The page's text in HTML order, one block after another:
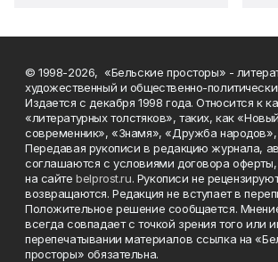
© 1998-2026, «Бельские просторы» -
художественный и общественно-
Издается с декабря 1998 года. Относится к
«литературных толстяков», таких, как
современник», «Знамя», «Дружба народов»,
Передавая рукописи в редакцию журнала,
соглашаются с условиями договора
на сайтеbelprost.ru. Рукописи не
возвращаются. Редакция не вступает в
Положительное решение сообщается.
всегда совпадает с точкой зрения того или
перепечатывании материалов ссылка на
просторы» обязательна.